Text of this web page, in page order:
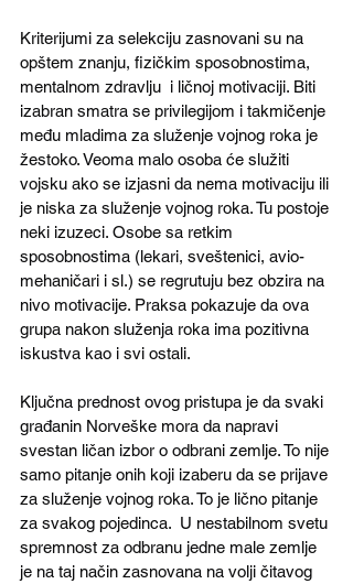
Kriterijumi za selekciju zasnovani su na
opštem znanju, fizičkim sposobnostima,
mentalnom zdravlju  i ličnoj motivaciji. Biti
izabran smatra se privilegijom i takmičenje
među mladima za služenje vojnog roka je
žestoko. Veoma malo osoba će služiti
vojsku ako se izjasni da nema motivaciju ili
je niska za služenje vojnog roka. Tu postoje
neki izuzeci. Osobe sa retkim
sposobnostima (lekari, sveštenici, avio-
mehaničari i sl.) se regrutuju bez obzira na
nivo motivacije. Praksa pokazuje da ova
grupa nakon služenja roka ima pozitivna
iskustva kao i svi ostali.
Ključna prednost ovog pristupa je da svaki
građanin Norveške mora da napravi
svestan ličan izbor o odbrani zemlje. To nije
samo pitanje onih koji izaberu da se prijave
za služenje vojnog roka. To je lično pitanje
za svakog pojedinca.  U nestabilnom svetu
spremnost za odbranu jedne male zemlje
je na taj način zasnovana na volji čitavog